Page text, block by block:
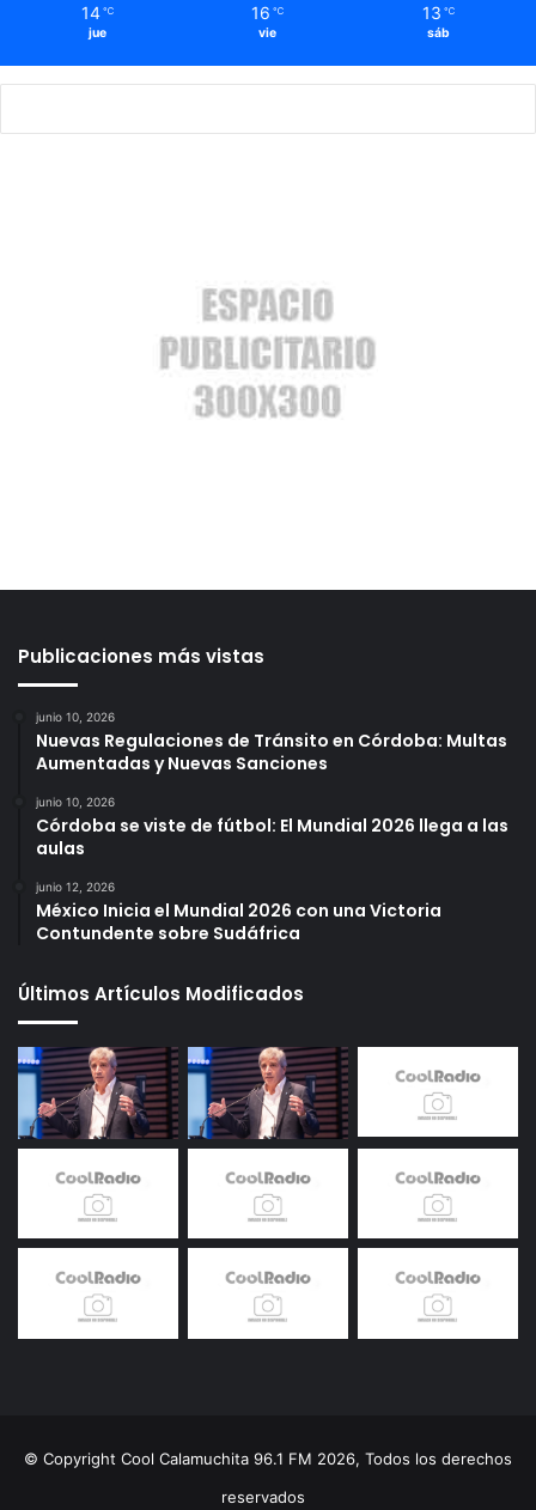
14 ℃
jue
16 ℃
vie
13 ℃
sáb
Publicaciones más vistas
junio 10, 2026
Nuevas Regulaciones de Tránsito en Córdoba: Multas
Aumentadas y Nuevas Sanciones
junio 10, 2026
Córdoba se viste de fútbol: El Mundial 2026 llega a las
aulas
junio 12, 2026
México Inicia el Mundial 2026 con una Victoria
Contundente sobre Sudáfrica
Últimos Artículos Modificados
© Copyright Cool Calamuchita 96.1 FM 2026, Todos los derechos
reservados